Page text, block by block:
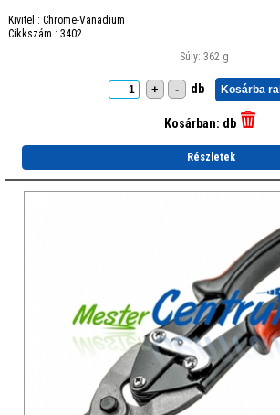
Kivitel : Chrome-Vanadium
Cikkszám : 3402
Súly: 362 g
+ - db Kosárba
Kosárban: db
Részletek